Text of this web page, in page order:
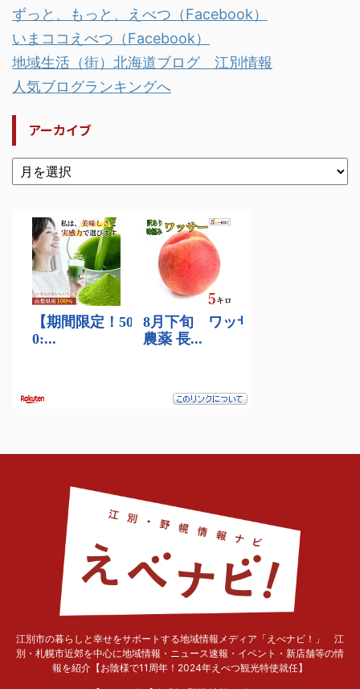
ずっと、もっと、えべつ（Facebook）
いまココえべつ（Facebook）
地域生活（街）北海道ブログ 江別情報
人気ブログランキングへ
アーカイブ
江別市の暮らしと幸せをサポートする地域情報メディア「えべナビ！」 江
別・札幌市近郊を中心に地域情報・ニュース速報・イベント・新店舗等の情
報を紹介【お陰様で11周年！2024年えべつ観光特使就任】